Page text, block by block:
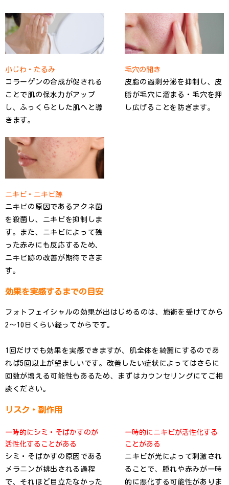
小じわ・たるみ
コラーゲンの合成が促される
ことで肌の保水力がアップ
し、ふっくらとした肌へと導
きます。
毛穴の開き
皮脂の過剰分泌を抑制し、皮
脂が毛穴に溜まる・毛穴を押
し広げることを防ぎます。
ニキビ・ニキビ跡
ニキビの原因であるアクネ菌
を殺菌し、ニキビを抑制しま
す。また、ニキビによって残
った赤みにも反応するため、
ニキビ跡の改善が期待できま
す。
効果を実感するまでの目安
フォトフェイシャルの効果が出はじめるのは、施術を受けてから
2〜10日くらい経ってからです。
1回だけでも効果を実感できますが、肌全体を綺麗にするのであ
れば5回以上が望ましいです。改善したい症状によってはさらに
回数が増える可能性もあるため、まずはカウンセリングにてご相
談ください。
リスク・副作用
一時的にシミ・そばかすのが
活性化することがある
シミ・そばかすの原因である
メラニンが排出される過程
で、それほど目立たなかった
一時的にニキビが活性化する
ことがある
ニキビが光によって刺激され
ることで、腫れや赤みが一時
的に悪化する可能性がありま